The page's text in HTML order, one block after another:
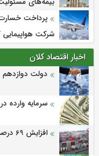
شرکت هواپیمایی
اخبار اقتصاد کلان
دولت دوازدهم
سرمایه وارده در دولت
افزایش 69 درصدی صادرات ایران به نیجریه